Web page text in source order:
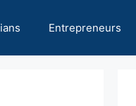
Entrepreneurs